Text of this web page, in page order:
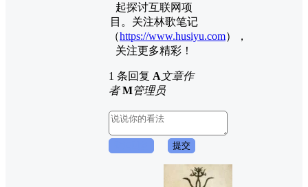
起探讨互联网项
目。关注林歌笔记
（https://www.husiyu.com），
关注更多精彩！
1 条回复 A文章作
者 M管理员
提交